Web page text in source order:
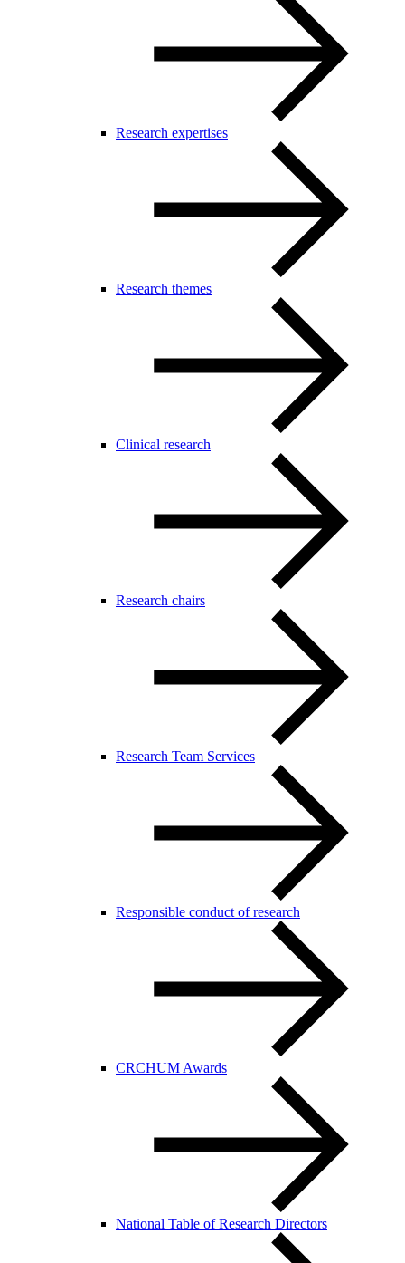
Research expertises
Research themes
Clinical research
Research chairs
Research Team Services
Responsible conduct of research
CRCHUM Awards
National Table of Research Directors